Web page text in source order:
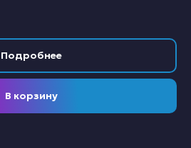
Подробнее
В корзину